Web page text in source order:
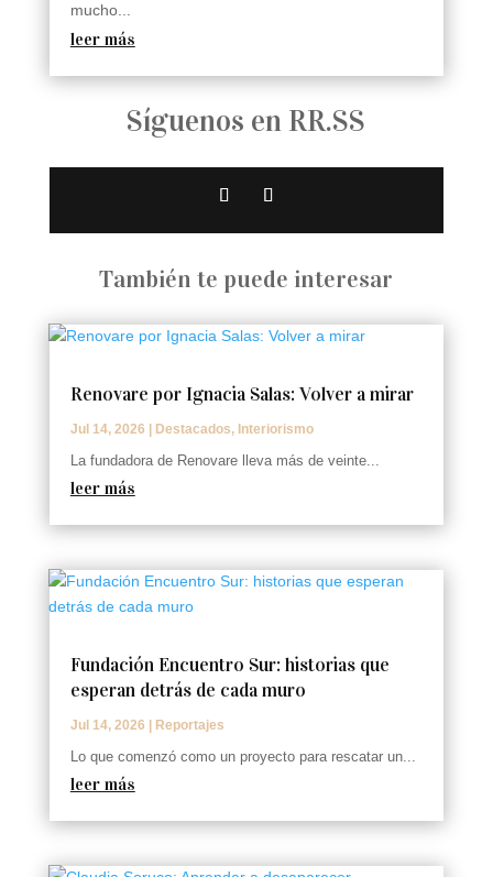
mucho...
leer más
Síguenos en RR.SS
También te puede interesar
Renovare por Ignacia Salas: Volver a mirar
Jul 14, 2026 Destacados, Interiorismo
La fundadora de Renovare lleva más de veinte...
leer más
Fundación Encuentro Sur: historias que
esperan detrás de cada muro
Jul 14, 2026 Reportajes
Lo que comenzó como un proyecto para rescatar un...
leer más